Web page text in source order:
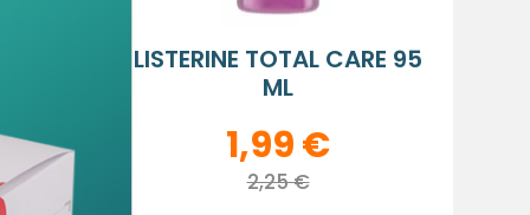
LISTERINE TOTAL CARE 95
ML
1,99 €
2,25 €